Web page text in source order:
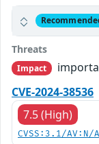
Threats
Impact
CVE-2024-38536
7.5 (High)
CVSS:3.1/